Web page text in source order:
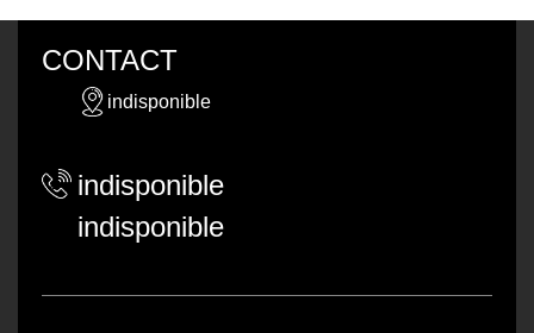
CONTACT
indisponible
indisponible
indisponible